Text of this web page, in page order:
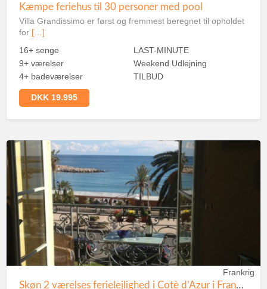
Kæmpe feriehus til 30 personer med pool
Villa Grandissimo er først og fremmest beregnet til opholdet
for […]
16+ senge
9+ værelser
4+ badeværelser
LAST-MINUTE
Weekend Udlejning
TILBUD
DKK 19.995
Frankrig
Skøn 2 værelses ferielejlighed i Cotè d’Azur i Frankrig